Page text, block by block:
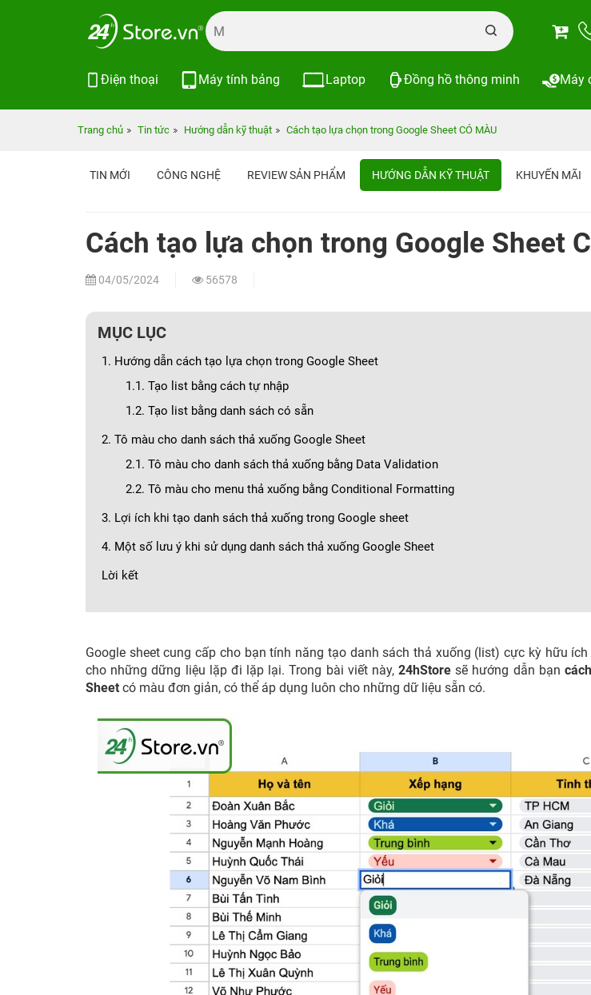
Điện thoại Máy tính bảng Laptop Đồng hồ thông minh Máy
Trang chủ Tin tức Hướng dẫn kỹ thuật Cách tạo lựa chọn trong Google Sheet CÓ MÀU
TIN MỚI CÔNG NGHỆ REVIEW SẢN PHẨM HƯỚNG DẪN KỸ THUẬT KHUYẾN MÃI
Cách tạo lựa chọn trong Google Sheet
04/05/2024 56578
MỤC LỤC
1. Hướng dẫn cách tạo lựa chọn trong Google Sheet
1.1. Tạo list bằng cách tự nhập
1.2. Tạo list bằng danh sách có sẵn
2. Tô màu cho danh sách thả xuống Google Sheet
2.1. Tô màu cho danh sách thả xuống bằng Data Validation
2.2. Tô màu cho menu thả xuống bằng Conditional Formatting
3. Lợi ích khi tạo danh sách thả xuống trong Google sheet
4. Một số lưu ý khi sử dụng danh sách thả xuống Google Sheet
Lời kết
Google sheet cung cấp cho bạn tính năng tạo danh sách thả xuống (list) cực kỳ hữu
cho những dững liệu lặp đi lặp lại. Trong bài viết này,24hStore sẽ hướng dẫn bạn
Sheet có màu đơn giản, có thể áp dụng luôn cho những dữ liệu sẵn có.